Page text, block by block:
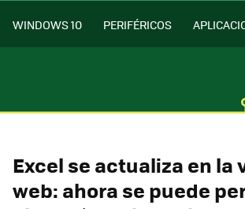
WINDOWS 10 PERIFÉRICOS
Excel se actualiza en la
web: ahora se puede